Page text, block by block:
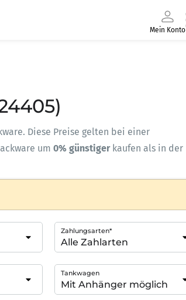
Mein Konto
Diese Preise gelten bei einer
um 0% günstigerkaufen als in der
Zahlungsarten*
Tankwagen